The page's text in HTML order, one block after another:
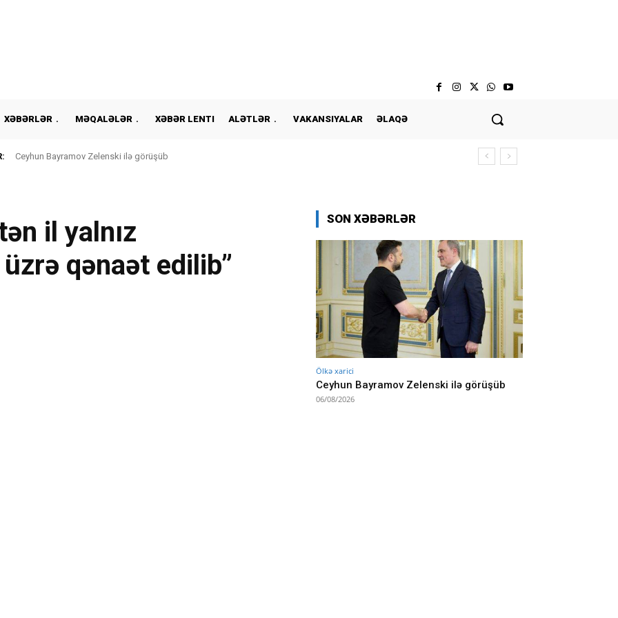
XƏBƏRLƏR MƏQALƏLƏR XƏBƏR LENTI ALƏTLƏR VAKANSIYALAR ƏLAQƏ
Ceyhun Bayramov Zelenski ilə görüşüb
il yalnız
qənaət edilib”
SON XƏBƏRLƏR
Ölkə xarici
Ceyhun Bayramov Zelenski ilə görüşüb
06/08/2026